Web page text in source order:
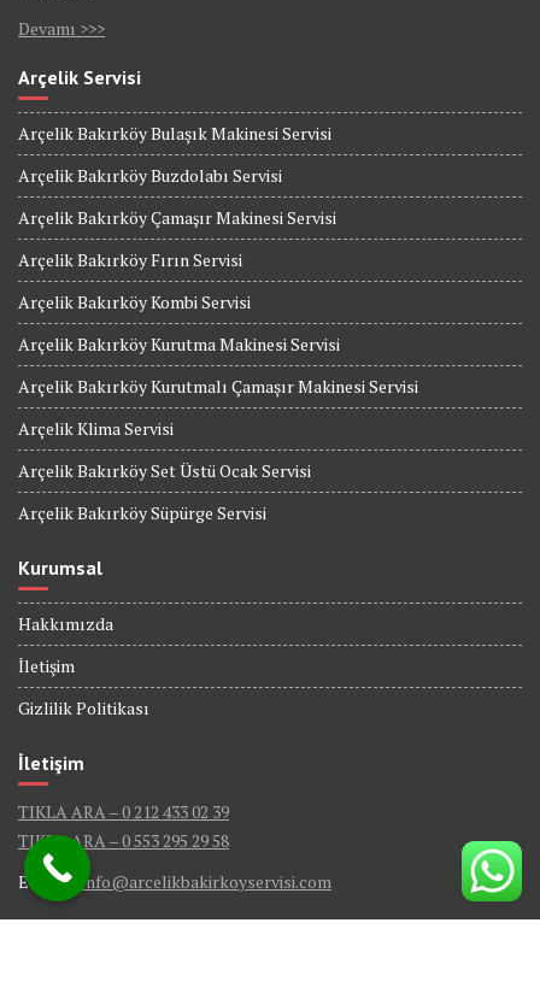
Devamı >>>
Arçelik Servisi
Arçelik Bakırköy Bulaşık Makinesi Servisi
Arçelik Bakırköy Buzdolabı Servisi
Arçelik Bakırköy Çamaşır Makinesi Servisi
Arçelik Bakırköy Fırın Servisi
Arçelik Bakırköy Kombi Servisi
Arçelik Bakırköy Kurutma Makinesi Servisi
Arçelik Bakırköy Kurutmalı Çamaşır Makinesi Servisi
Arçelik Klima Servisi
Arçelik Bakırköy Set Üstü Ocak Servisi
Arçelik Bakırköy Süpürge Servisi
Kurumsal
Hakkımızda
İletişim
Gizlilik Politikası
İletişim
TIKLA ARA – 0 212 433 02 39
TIKLA ARA – 0 553 295 29 58
E-Mail : info@arcelikbakirkoyservisi.com